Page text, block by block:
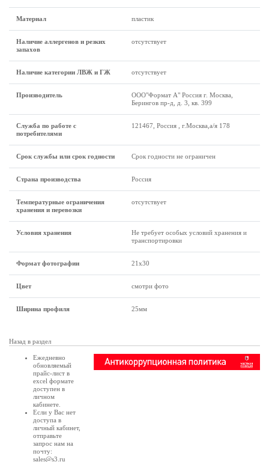
Материал пластик
Наличие аллергенов и резких
запахов
отсутствует
Наличие категории ЛВЖ и ГЖ отсутствует
Производитель
ООО"Формат А" Россия г. Москва,
Берингов пр-д, д. 3, кв. 399
Служба по работе с
потребителями
121467, Россия , г.Москва,а/я 178
Срок службы или срок годности Срок годности не ограничен
Страна производства Россия
Температурные ограничения
хранения и перевозки
отсутствует
Условия хранения
Не требует особых условий хранения и
транспортировки
Формат фотографии 21х30
Цвет смотри фото
Ширина профиля 25мм
Назад в раздел
Ежедневно
обновляемый
прайс-лист в
excel формате
доступен в
личном
кабинете
Если у Вас нет
доступа в
личный кабинет,
отправьте
запрос нам на
почту:
sales@s3.ru